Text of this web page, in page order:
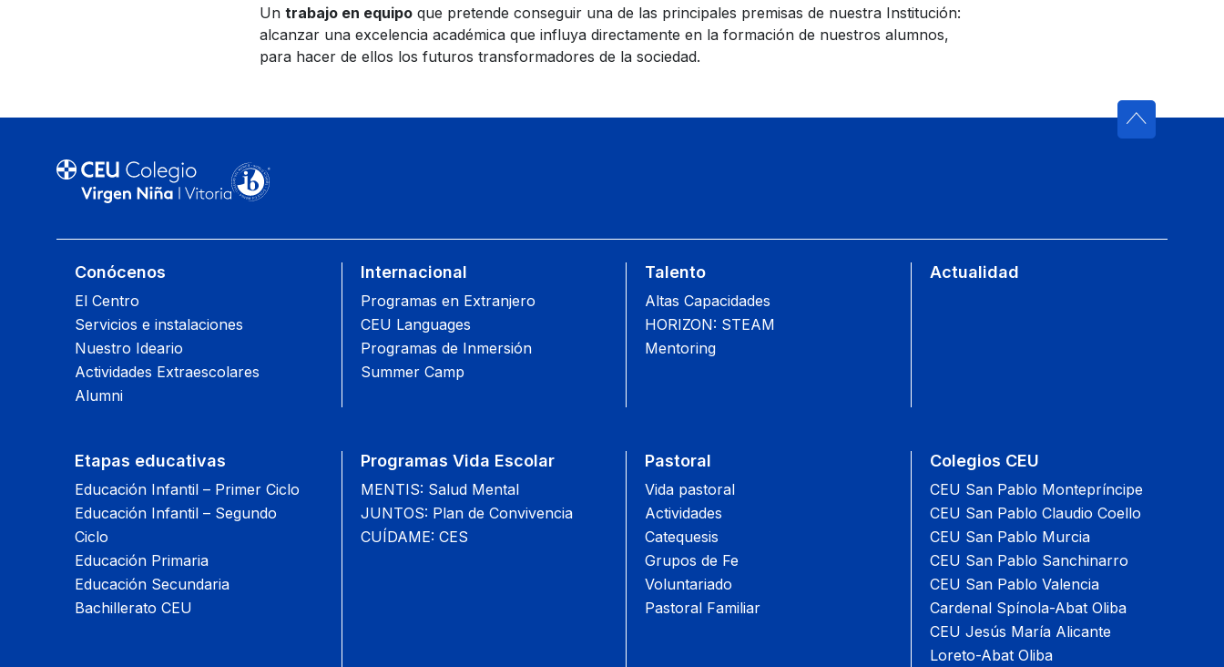
Un trabajo en equipoque pretende conseguir una de las principales premisas de nuestra Institución:
alcanzar una excelencia académica que influya directamente en la formación de nuestros alumnos,
para hacer de ellos los futuros transformadores de la sociedad.
Conócenos
El Centro
Servicios e instalaciones
Nuestro Ideario
Actividades Extraescolares
Alumni
Etapas educativas
Educación Infantil – Primer Ciclo
Educación Infantil – Segundo
Ciclo
Educación Primaria
Educación Secundaria
Bachillerato CEU
Internacional
Programas en Extranjero
CEU Languages
Programas de Inmersión
Summer Camp
Programas Vida Escolar
MENTIS: Salud Mental
JUNTOS: Plan de Convivencia
CUÍDAME: CES
Talento
Altas Capacidades
HORIZON: STEAM
Mentoring
Pastoral
Vida pastoral
Actividades
Catequesis
Grupos de Fe
Voluntariado
Pastoral Familiar
Actualidad
Colegios CEU
CEU San Pablo Montepríncipe
CEU San Pablo Claudio Coello
CEU San Pablo Murcia
CEU San Pablo Sanchinarro
CEU San Pablo Valencia
Cardenal Spínola-Abat Oliba
CEU Jesús María Alicante
Loreto-Abat Oliba